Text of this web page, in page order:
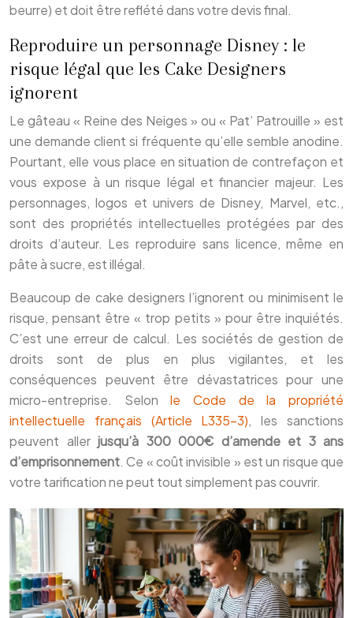
beurre) et doit être reflété dans votre devis final.
Reproduire un personnage Disney : le
risque légal que les Cake Designers
ignorent
Le gâteau « Reine des Neiges » ou « Pat’ Patrouille » est
une demande client si fréquente qu’elle semble anodine.
Pourtant, elle vous place en situation de contrefaçon et
vous expose à un risque légal et financier majeur. Les
personnages, logos et univers de Disney, Marvel, etc.,
sont des propriétés intellectuelles protégées par des
droits d’auteur. Les reproduire sans licence, même en
pâte à sucre, est illégal.
Beaucoup de cake designers l’ignorent ou minimisent le
risque, pensant être « trop petits » pour être inquiétés.
C’est une erreur de calcul. Les sociétés de gestion de
droits sont de plus en plus vigilantes, et les
conséquences peuvent être dévastatrices pour une
micro-entreprise. Selonle Code de la propriété
intellectuelle français (Article L335-3), les sanctions
peuvent aller jusqu’à 300 000€ d’amende et 3 ans
d’emprisonnement. Ce « coût invisible » est un risque que
votre tarification ne peut tout simplement pas couvrir.